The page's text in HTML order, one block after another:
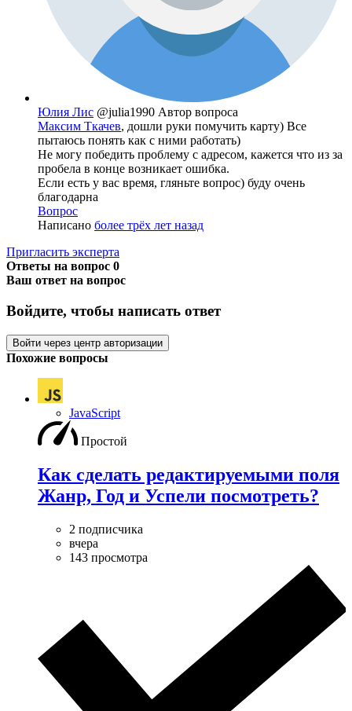
Юлия Лис @julia1990 Автор вопроса
Максим Ткачев, дошли руки помучить карту) Все
пытаюсь понять как с ними работать)
Не могу победить проблему с адресом, кажется что из за
пробела в конце возникает ошибка.
Если есть у вас время, гляньте вопрос) буду очень
благодарна
Вопрос
Написано более трёх лет назад
Пригласить эксперта
Ответы на вопрос 0
Ваш ответ на вопрос
Войдите, чтобы написать ответ
Войти через центр авторизации
Похожие вопросы
JavaScript
Простой
Как сделать редактируемыми поля
Жанр, Год и Успели посмотреть?
2 подписчика
вчера
143 просмотра